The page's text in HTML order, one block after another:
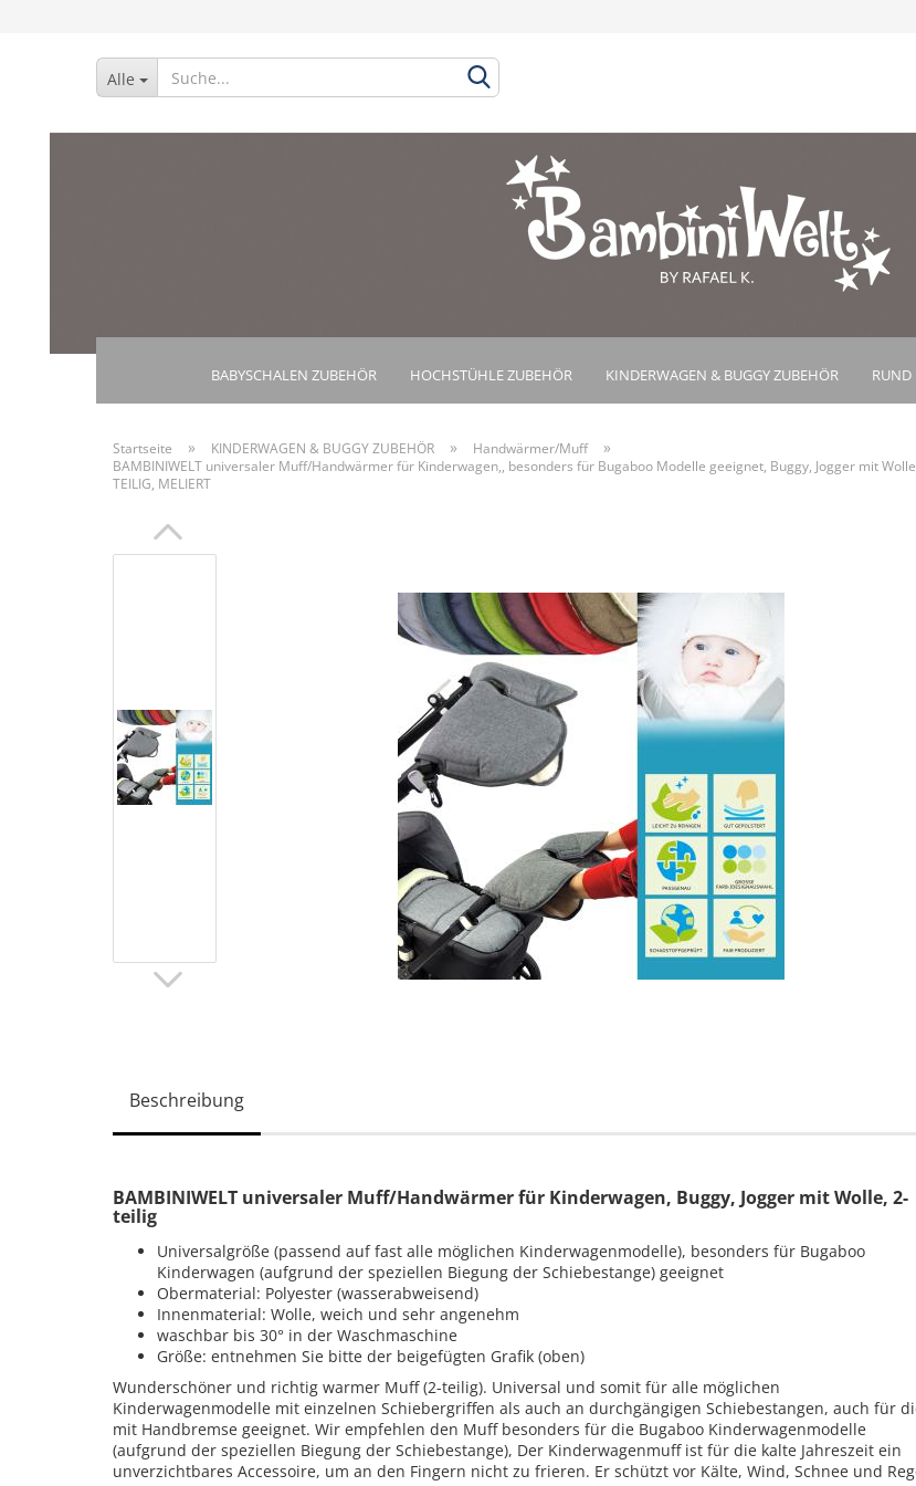
Alle
BABYSCHALEN ZUBEHÖR HOCHSTÜHLE ZUBEHÖR KINDERWAGEN & BUGGY ZUBEHÖR RUND
Startseite » KINDERWAGEN & BUGGY ZUBEHÖR » Handwärmer/Muff »
BAMBINIWELT universaler Muff/Handwärmer für Kinderwagen,, besonders für Bugaboo Modelle geeignet, Buggy, Jogger mit
TEILIG, MELIERT
Beschreibung
BAMBINIWELT universaler Muff/Handwärmer für Kinderwagen, Buggy, Jogger mit Wolle, 2-
teilig
Universalgröße (passend auf fast alle möglichen Kinderwagenmodelle), besonders für Bugaboo
Kinderwagen (aufgrund der speziellen Biegung der Schiebestange) geeignet
Obermaterial: Polyester (wasserabweisend)
Innenmaterial: Wolle, weich und sehr angenehm
waschbar bis 30° in der Waschmaschine
Größe: entnehmen Sie bitte der beigefügten Grafik (oben)
Wunderschöner und richtig warmer Muff (2-teilig). Universal und somit für alle möglichen
Kinderwagenmodelle mit einzelnen Schiebergriffen als auch an durchgängigen Schiebestangen, auch für
mit Handbremse geeignet. Wir empfehlen den Muff besonders für die Bugaboo Kinderwagenmodelle
(aufgrund der speziellen Biegung der Schiebestange), Der Kinderwagenmuff ist für die kalte Jahreszeit ein
unverzichtbares Accessoire, um an den Fingern nicht zu frieren. Er schützt vor Kälte, Wind, Schnee und